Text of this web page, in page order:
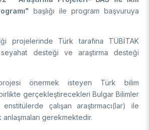
AI
Programs
Programs
başlığı ile program başvuruya
projelerinde Türk tarafına TÜBİTAK
seyahat desteği ve araştırma desteği
önermek isteyen Türk bilim
gerçekleştirecekleri Bulgar Bilimler
enstitülerde çalışan araştırmacı(lar) ile
gerekmektedir.